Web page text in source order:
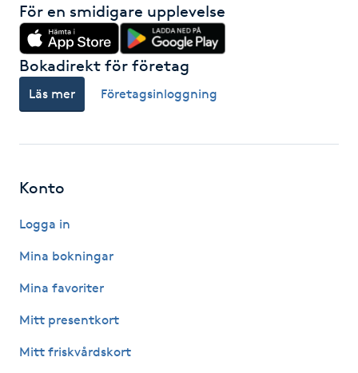
Huduppstramning
Hudvård
Hyaluronsyra
Hyperhidros
Hypnos
Hårborttagning
Hårförlängning
För en smidigare upplevelse
Bokadirekt för företag
Läs mer Företagsinloggning
Konto
Logga in
Mina bokningar
Mina favoriter
Mitt presentkort
Mitt friskvårdskort